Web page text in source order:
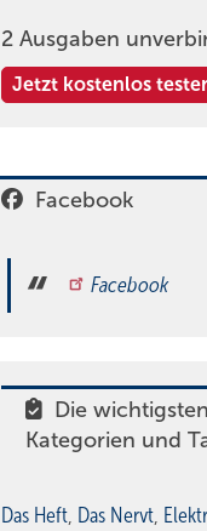
2 Ausgaben
Jetzt kostenlos
Facebook
Facebook
Die wichtigsten
Kategorien und
Das Heft, Das Nervt,